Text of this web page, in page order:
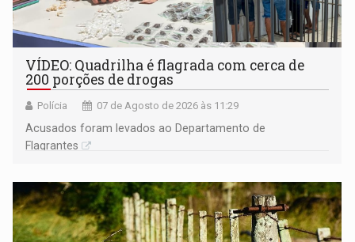
VÍDEO: Quadrilha é flagrada com cerca de
200 porções de drogas
Polícia 07 de Agosto de 2026 às 11:29
Acusados foram levados ao Departamento de
Flagrantes